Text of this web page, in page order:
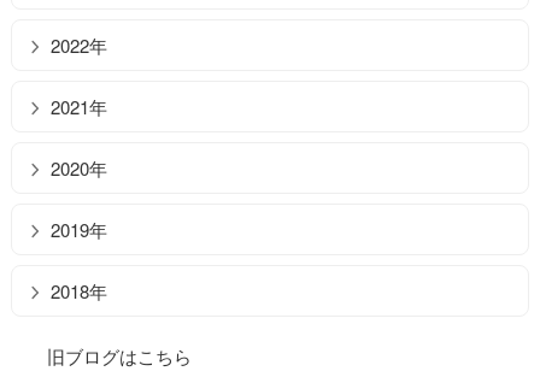
2022年
2021年
2020年
2019年
2018年
旧ブログはこちら